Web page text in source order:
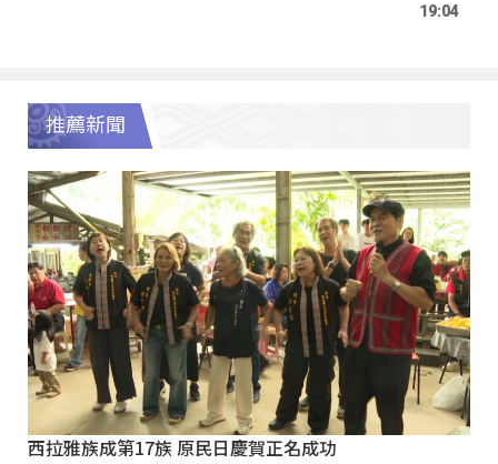
19:04
推薦新聞
西拉雅族成第17族 原民日慶賀正名成功